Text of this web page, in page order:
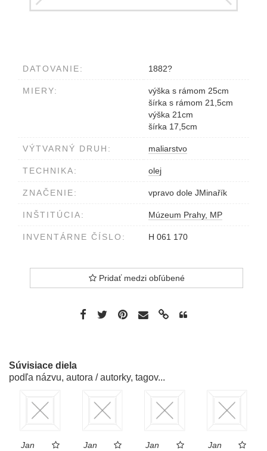
DATOVANIE: 1882?
MIERY:
výška s rámom 25cm
šírka s rámom 21,5cm
výška 21cm
šírka 17,5cm
VÝTVARNÝ DRUH: maliarstvo
TECHNIKA: olej
ZNAČENIE: vpravo dole JMinařík
INŠTITÚCIA: Múzeum Prahy, MP
INVENTÁRNE ČÍSLO: H 061 170
Pridať medzi obľúbené
Súvisiace diela
podľa názvu, autora / autorky, tagov...
Jan
Jan
Jan
Jan